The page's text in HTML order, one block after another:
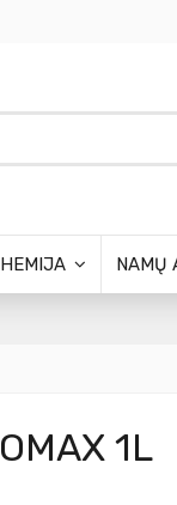
NAMŲ
1L